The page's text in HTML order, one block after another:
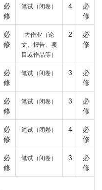
必
修
笔试（闭卷） 4
必
修
必
修
大作业（论
文、报告、项
目或作品等）
2
必
修
必
修
笔试（闭卷） 3
必
修
必
修
笔试（闭卷） 3
必
修
必
修
笔试（闭卷） 4
必
修
必
修
笔试（闭卷） 3
必
修